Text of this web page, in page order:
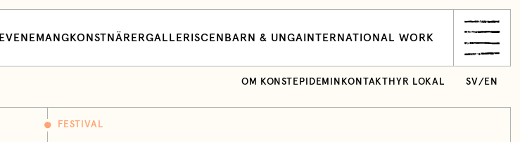
EVENEMANG KONSTNÄRERGALLERI SCEN BARN & UNGA INTERNATIONAL WORK
OM KONSTEPIDEMIN KONTAKT HYR LOKAL SV/ EN
FESTIVAL